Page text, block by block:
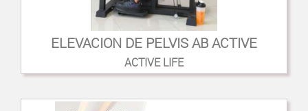
ELEVACION DE PELVIS AB ACTIVE
ACTIVE LIFE